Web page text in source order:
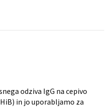
odziva IgG na cepivo
in jo uporabljamo za